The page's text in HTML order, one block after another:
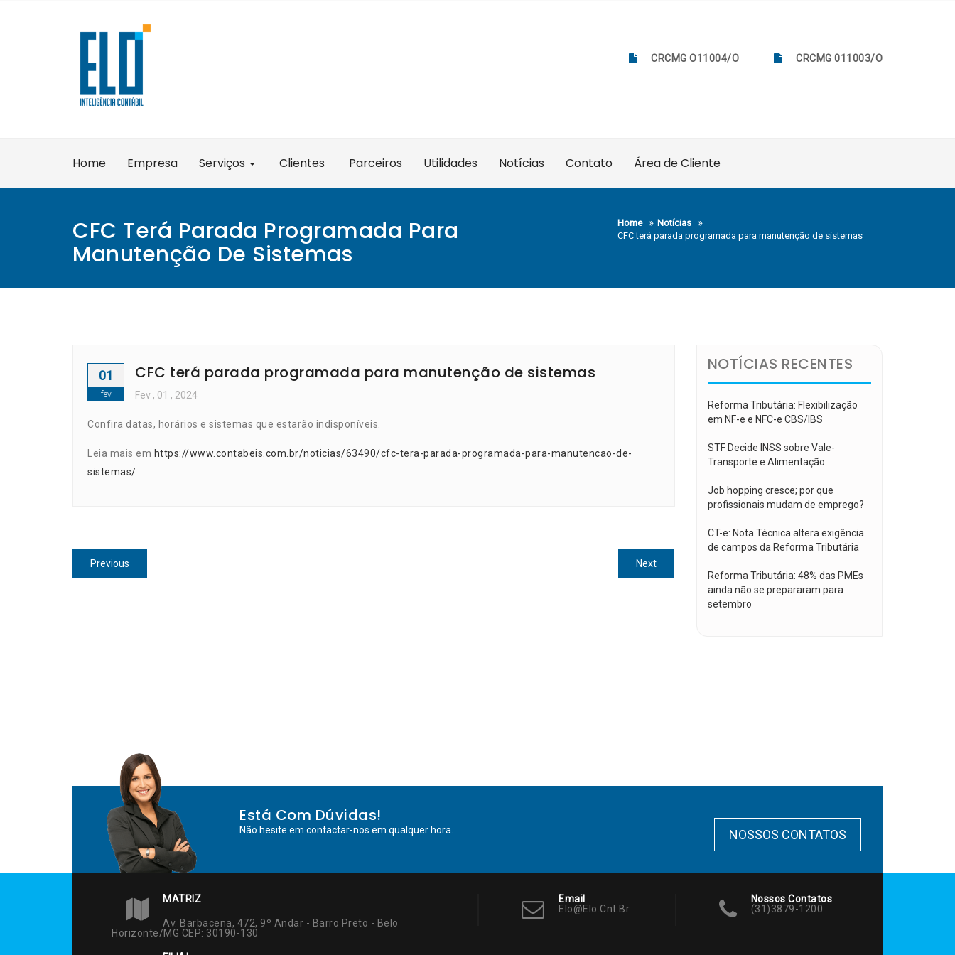
CRCMG O11004/O CRCMG 011003/O
Home Empresa Serviços Clientes Parceiros Utilidades Notícias Contato Área de Cliente
CFC Terá Parada Programada Para
Manutenção De Sistemas
Home
Notícias
CFC terá parada programada para manutenção de sistemas
01
fev
CFC terá parada programada para manutenção de sistemas
Fev , 01 , 2024
Confira datas, horários e sistemas que estarão indisponíveis.
Leia mais em https://www.contabeis.com.br/noticias/63490/cfc-tera-parada-programada-para-manutencao-de-
sistemas/
Navegação
de
Previous
post:
NextNext
post:
NOTÍCIAS RECENTES
Reforma Tributária: Flexibilização
em NF-e e NFC-e CBS/IBS
STF Decide INSS sobre Vale-
Transporte e Alimentação
Job hopping cresce; por que
profissionais mudam de emprego?
CT-e: Nota Técnica altera exigência
de campos da Reforma Tributária
Reforma Tributária: 48% das PMEs
ainda não se prepararam para
setembro
Está Com Dúvidas!
Não hesite em contactar-nos em qualquer hora. NOSSOS CONTATOS
MATRIZ
Av. Barbacena, 472, 9º Andar - Barro Preto - Belo
Horizonte/MG CEP: 30190-130
Email
Elo@elo.cnt.br
Nossos Contatos
(31)3879-1200